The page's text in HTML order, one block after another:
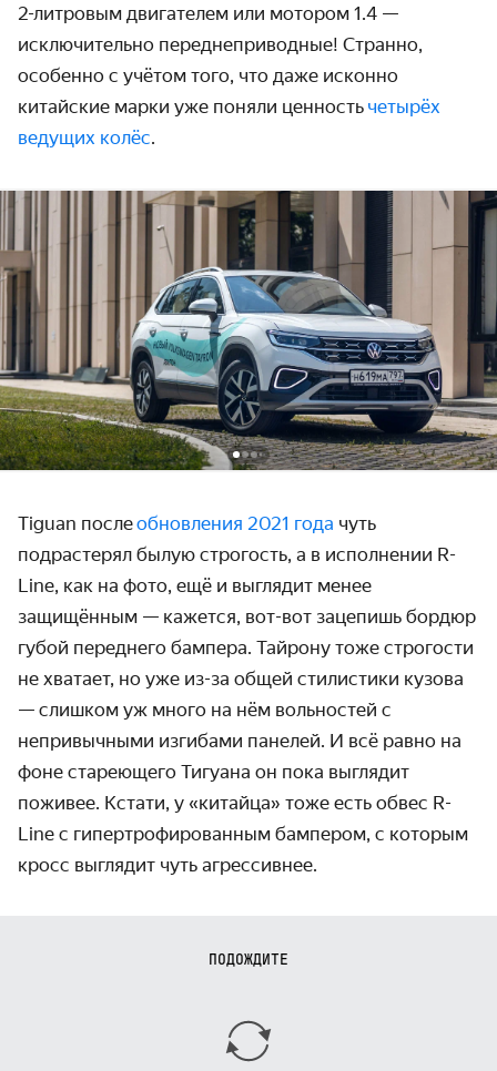
2-литровым двигателем или мотором 1.4 —
исключительно переднеприводные! Странно,
особенно с учётом того, что даже исконно
китайские марки уже поняли ценность четырёх
ведущих колёс.
Tiguan послеобновления 2021 года чуть
подрастерял былую строгость, а в исполнении R-
Line, как на фото, ещё и выглядит менее
защищённым — кажется, вот-вот зацепишь бордюр
губой переднего бампера. Тайрону тоже строгости
не хватает, но уже из-за общей стилистики кузова
— слишком уж много на нём вольностей с
непривычными изгибами панелей. И всё равно на
фоне стареющего Тигуана он пока выглядит
поживее. Кстати, у «китайца» тоже есть обвес R-
Line с гипертрофированным бампером, с которым
кросс выглядит чуть агрессивнее.
ПОДОЖДИТЕ